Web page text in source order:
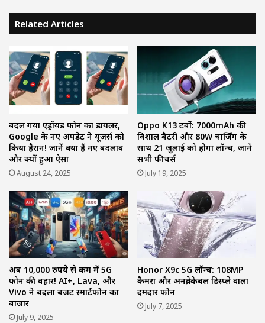
Related Articles
बदल गया एंड्रॉयड फोन का डायलर,
Google के नए अपडेट ने यूजर्स को
किया हैरान! जानें क्या हैं नए बदलाव
और क्यों हुआ ऐसा
August 24, 2025
Oppo K13 टर्बो: 7000mAh की
विशाल बैटरी और 80W चार्जिंग के
साथ 21 जुलाई को होगा लॉन्च, जानें
सभी फीचर्स
July 19, 2025
अब 10,000 रुपये से कम में 5G
फोन की बहार! AI+, Lava, और
Vivo ने बदला बजट स्मार्टफोन का
बाजार
July 9, 2025
Honor X9c 5G लॉन्च: 108MP
कैमरा और अनब्रेकेबल डिस्प्ले वाला
दमदार फोन
July 7, 2025